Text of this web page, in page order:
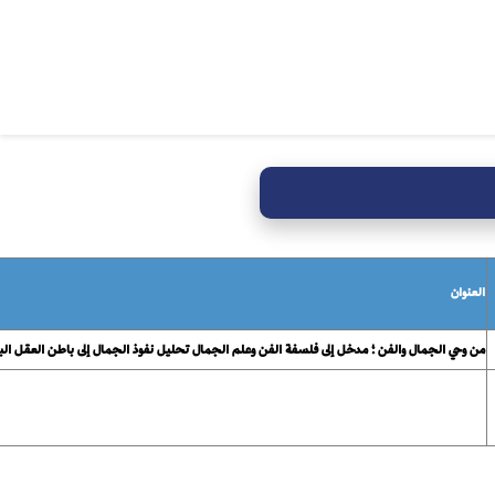
العنوان
من وحي الجمال والفن ؛ مدخل إلى فلسفة الفن وعلم الجمال تحليل نفوذ الجمال إلى باطن العقل